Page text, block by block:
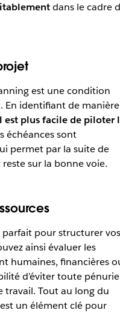
dans le cadre
est une condition
En identifiant de manière
est plus facile de piloter
échéances sont
permet par la suite de
sur la bonne voie.
pour structurer vos
ainsi évaluer les
humaines, financières
d’éviter toute pénurie
travail. Tout au long du
un élément clé pour